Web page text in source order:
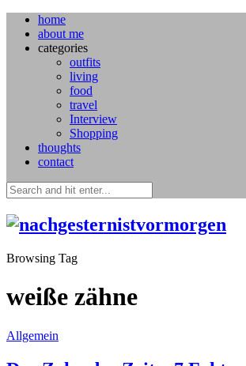
home
about me
categories
outfits
living
food
travel
Interview
Shopping
thoughts
contact
Browsing Tag
weiße zähne
Allgemein